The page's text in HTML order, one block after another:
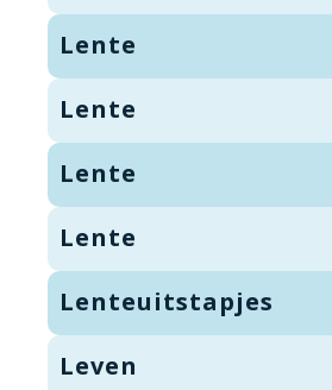
Lente
Lente
Lente
Lente
Lenteuitstapjes
Leven